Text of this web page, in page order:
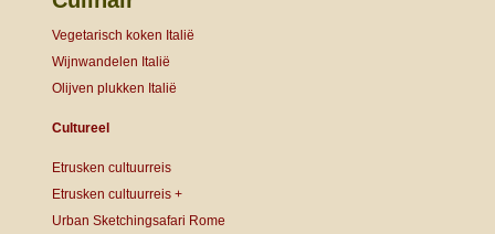
Vegetarisch koken Italië
Wijnwandelen Italië
Olijven plukken Italië
Cultureel
Etrusken cultuurreis
Etrusken cultuurreis +
Urban Sketchingsafari Rome